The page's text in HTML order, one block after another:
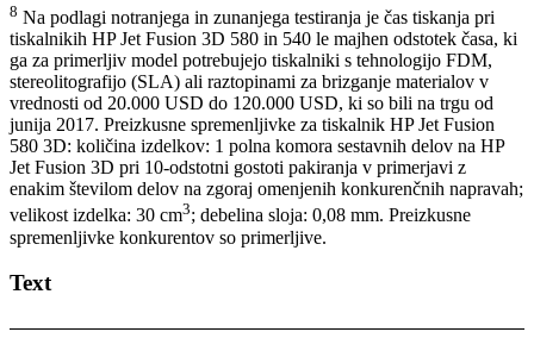
8 Na podlagi notranjega in zunanjega testiranja je čas tiskanja pri
tiskalnikih HP Jet Fusion 3D 580 in 540 le majhen odstotek časa, ki
ga za primerljiv model potrebujejo tiskalniki s tehnologijo FDM,
stereolitografijo (SLA) ali raztopinami za brizganje materialov v
vrednosti od 20.000 USD do 120.000 USD, ki so bili na trgu od
junija 2017. Preizkusne spremenljivke za tiskalnik HP Jet Fusion
580 3D: količina izdelkov: 1 polna komora sestavnih delov na HP
Jet Fusion 3D pri 10-odstotni gostoti pakiranja v primerjavi z
enakim številom delov na zgoraj omenjenih konkurenčnih napravah;
velikost izdelka: 30 cm3; debelina sloja: 0,08 mm. Preizkusne
spremenljivke konkurentov so primerljive.
Text